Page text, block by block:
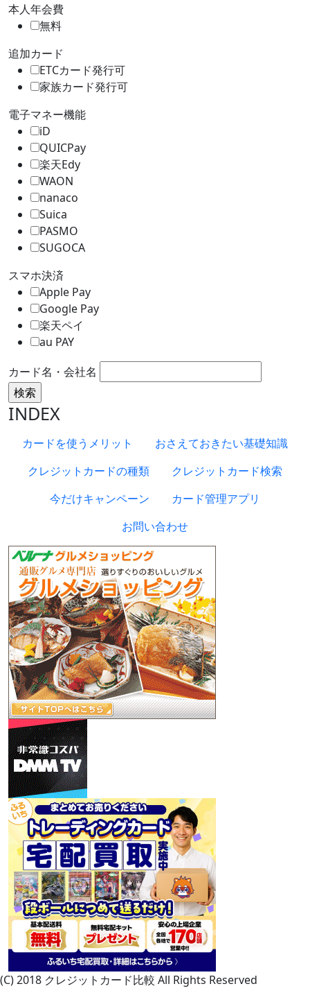
本人年会費
無料
追加カード
ETCカード発行可
家族カード発行可
電子マネー機能
iD
QUICPay
楽天Edy
WAON
nanaco
Suica
PASMO
SUGOCA
スマホ決済
Apple Pay
Google Pay
楽天ペイ
au PAY
カード名・会社名
INDEX
カードを使うメリット
おさえておきたい基礎知識
クレジットカードの種類
クレジットカード検索
今だけキャンペーン
カード管理アプリ
お問い合わせ
(C) 2018 クレジットカード比較 All Rights Reserved